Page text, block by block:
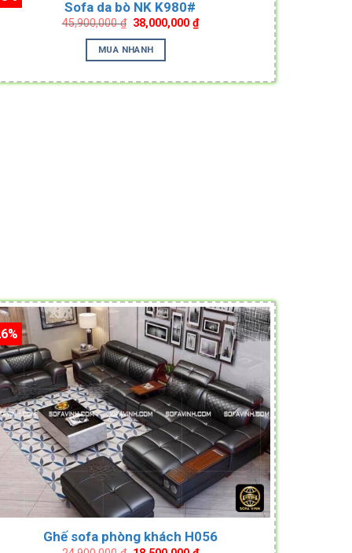
Sofa da bò NK K980#
45,900,000₫ Original
price
was:
45,900,000 ₫.
38,000,000₫Current
price
MUA NHANH
Ghế sofa phòng khách H056